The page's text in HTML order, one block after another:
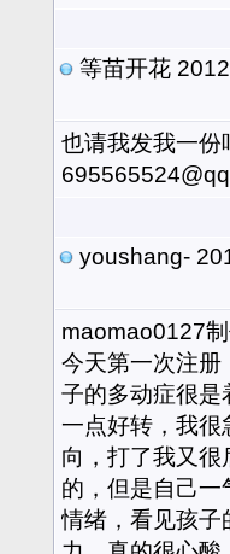
等苗开花
也请我发我一份
youshang-
maomao0127
今天第一次注册
子的多动症很是
一点好转，我很
向，打了我又
的，但是自己一
情绪，看见孩子